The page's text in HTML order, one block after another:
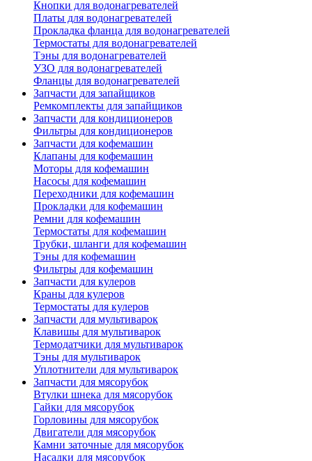
Кнопки для водонагревателей
Платы для водонагревателей
Прокладка фланца для водонагревателей
Термостаты для водонагревателей
Тэны для водонагревателей
УЗО для водонагревателей
Фланцы для водонагревателей
Запчасти для запайщиков
Ремкомплекты для запайщиков
Запчасти для кондиционеров
Фильтры для кондиционеров
Запчасти для кофемашин
Клапаны для кофемашин
Моторы для кофемашин
Насосы для кофемашин
Переходники для кофемашин
Прокладки для кофемашин
Ремни для кофемашин
Термостаты для кофемашин
Трубки, шланги для кофемашин
Тэны для кофемашин
Фильтры для кофемашин
Запчасти для кулеров
Краны для кулеров
Термостаты для кулеров
Запчасти для мультиварок
Клавишы для мультиварок
Термодатчики для мультиварок
Тэны для мультиварок
Уплотнители для мультиварок
Запчасти для мясорубок
Втулки шнека для мясорубок
Гайки для мясорубок
Горловины для мясорубок
Двигатели для мясорубок
Камни заточные для мясорубок
Насадки для мясорубок